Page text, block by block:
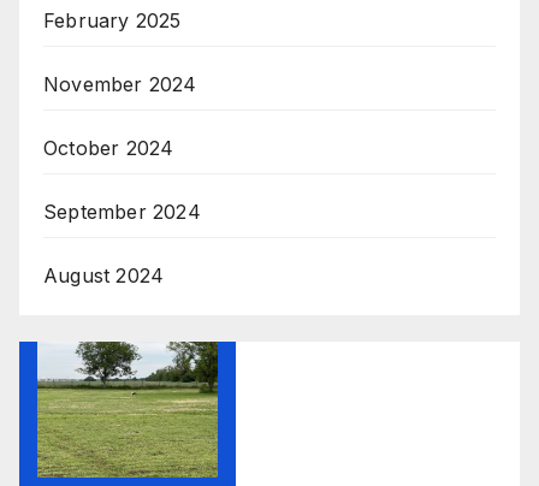
February 2025
November 2024
October 2024
September 2024
August 2024